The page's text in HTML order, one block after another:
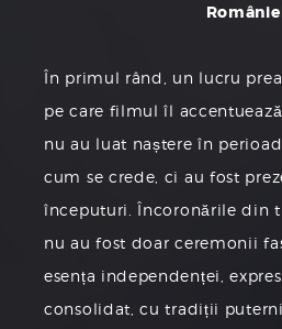
În primul rând, un lucru
pe care filmul îl
nu au luat naștere în
cum se crede, ci au fost
începuturi. Încoronările din
nu au fost doar ceremonii
esența independenței,
consolidat, cu tradiții